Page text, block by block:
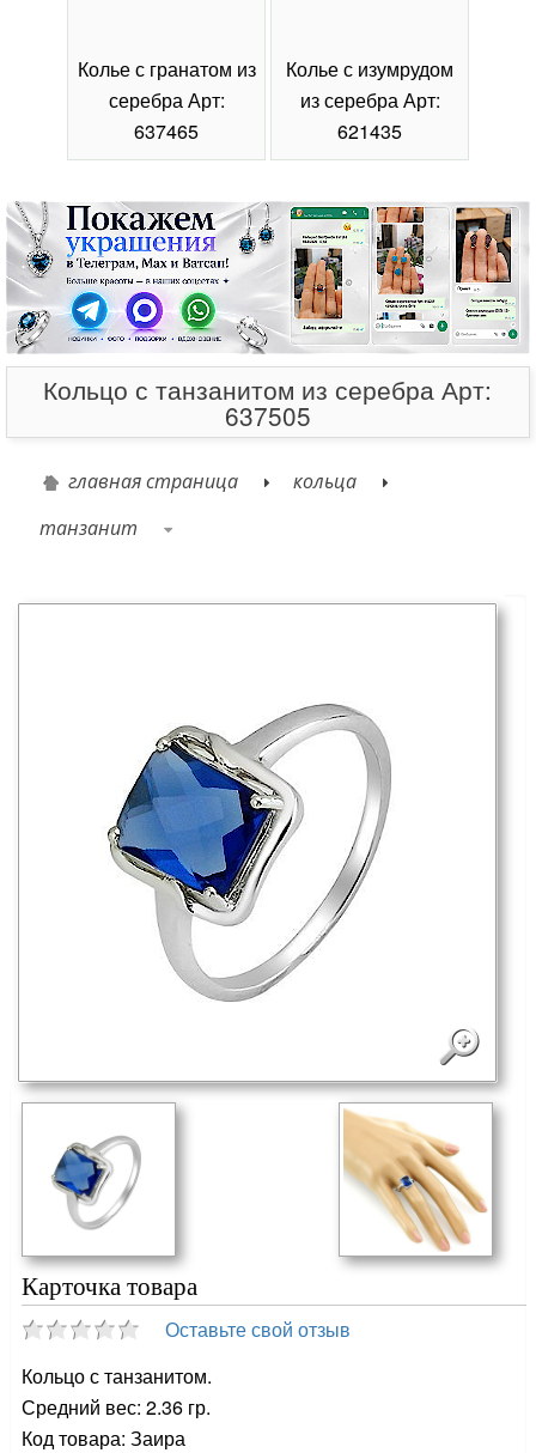
Колье с гранатом из
серебра Арт:
637465
Колье с изумрудом
из серебра Арт:
621435
Кольцо с танзанитом из серебра Арт:
637505
главная страница
кольца
танзанит
Карточка товара
Оставьте свой отзыв
Кольцо с танзанитом.
Средний вес: 2.36 гр.
Код товара: Заира